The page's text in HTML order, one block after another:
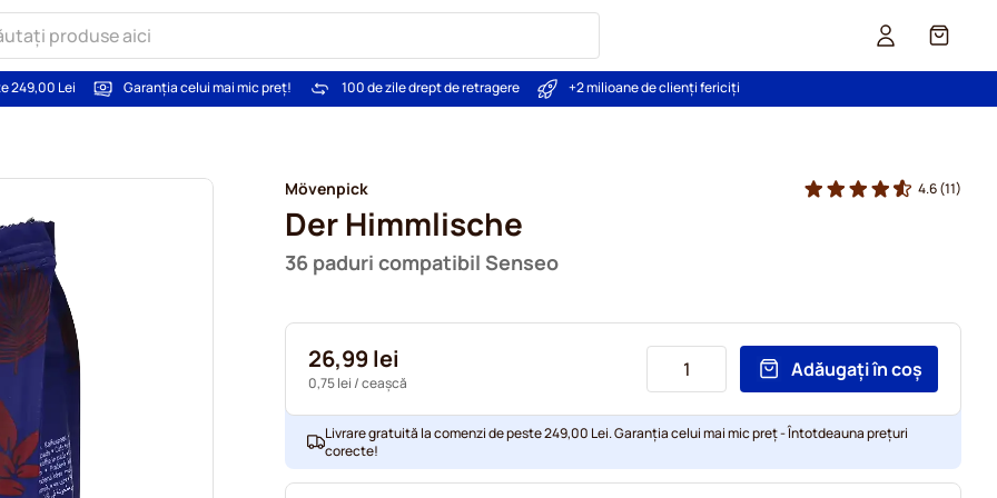
Coș
249,00 Lei Garanția celui mai mic preț! 100 de zile drept de retragere +2 milioane de clienți fericiți
Mövenpick
Der Himmlische
36 paduri compatibil Senseo
4.6(11)
26,99 lei
0,75 lei / ceașcă
Adăugați în coș
Livrare gratuită la comenzi de peste 249,00 Lei. Garanția celui mai mic preț - Întotdeauna prețuri
corecte!